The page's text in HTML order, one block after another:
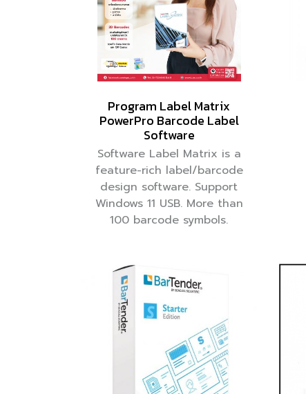
Program Label Matrix
PowerPro Barcode Label
Software
Software Label Matrix is a
feature-rich label/barcode
design software. Support
Windows 11 USB. More than
100 barcode symbols.